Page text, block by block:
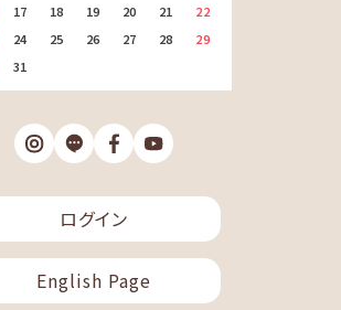
17 18 19 20 21
22
24 25 26 27 28
29
31
ログイン
English Page